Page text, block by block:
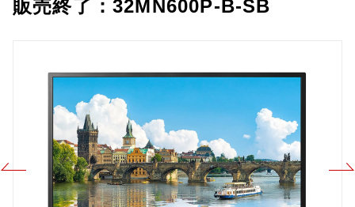
販売終了：32MN600P-B-SB